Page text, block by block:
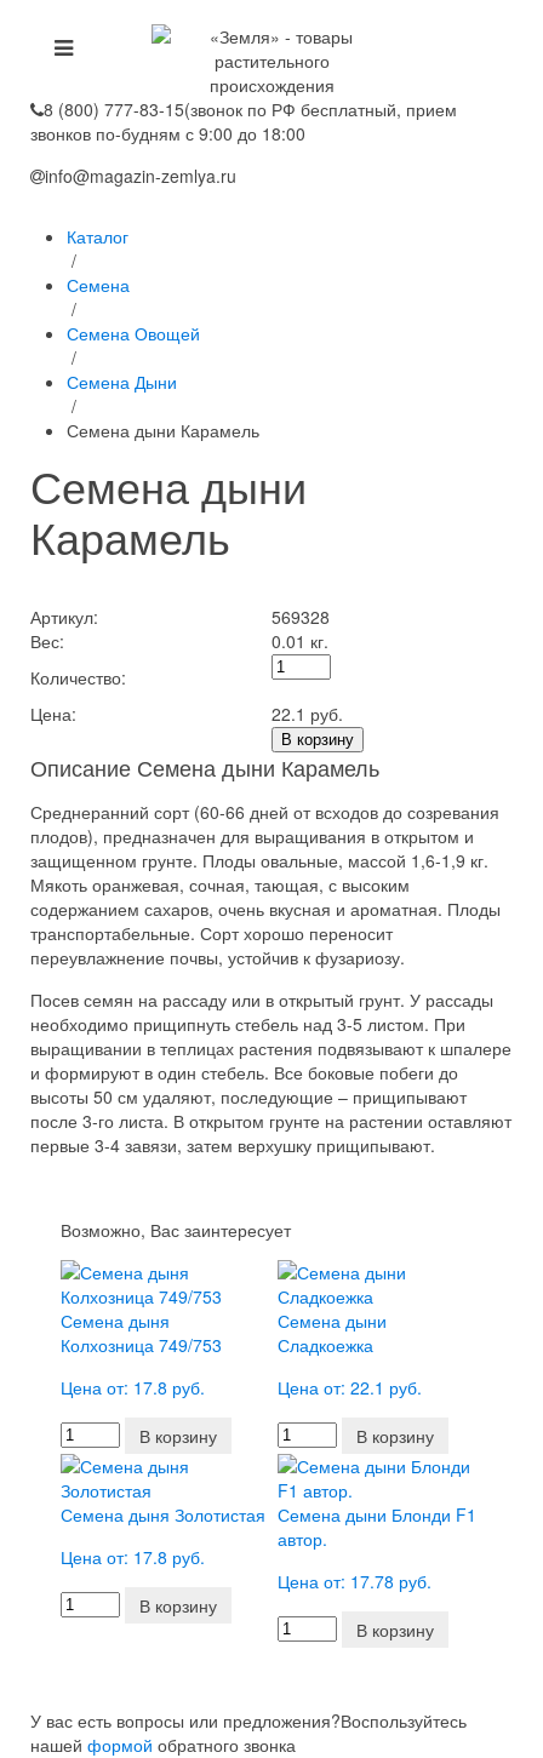
8 (800) 777-83-15(звонок по РФ бесплатный, прием
звонков по-будням с 9:00 до 18:00
info@magazin-zemlya.ru
Каталог
/
Семена
/
Семена Овощей
/
Семена Дыни
/
Семена дыни Карамель
Семена дыни
Карамель
Артикул:
569328
Вес:
0.01 кг.
Количество:
Цена:
22.1 руб.
В корзину
Описание Семена дыни Карамель
Среднеранний сорт (60-66 дней от всходов до созревания
плодов), предназначен для выращивания в открытом и
защищенном грунте. Плоды овальные, массой 1,6-1,9 кг.
Мякоть оранжевая, сочная, тающая, с высоким
содержанием сахаров, очень вкусная и ароматная. Плоды
транспортабельные. Сорт хорошо переносит
переувлажнение почвы, устойчив к фузариозу.
Посев семян на рассаду или в открытый грунт. У рассады
необходимо прищипнуть стебель над 3-5 листом. При
выращивании в теплицах растения подвязывают к шпалере
и формируют в один стебель. Все боковые побеги до
высоты 50 см удаляют, последующие – прищипывают
после 3-го листа. В открытом грунте на растении оставляют
первые 3-4 завязи, затем верхушку прищипывают.
Возможно, Вас заинтересует
Семена дыня
Колхозница 749/753
Цена от: 17.8 руб.
В корзину
Семена дыни
Сладкоежка
Цена от: 22.1 руб.
В корзину
Семена дыня Золотистая
Цена от: 17.8 руб.
В корзину
Семена дыни Блонди F1
автор.
Цена от: 17.78 руб.
В корзину
У вас есть вопросы или предложения?Воспользуйтесь
нашей формой обратного звонка